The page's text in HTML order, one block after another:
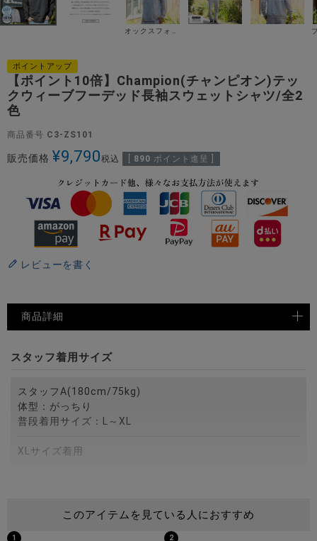
ポイントアップ
【ポイント10倍】Champion(チャンピオン)テッ
クウィーブフーデッド長袖スウェットシャツ/全2
色
商品番号 C3-ZS101
販売価格 ¥9,790税込 890 ポイント進呈 ]
レビューを書く
商品詳細
スタッフ着用サイズ
スタッフA(180cm/75kg)
体型：がっちり
普段着用サイズ：L～XL
XLサイズ着用
普段着用サイズ：M～L
このアイテムを見ている人におすすめ
1 2